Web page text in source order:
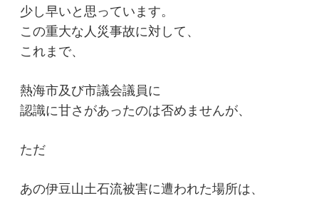
少し早いと思っています。
この重大な人災事故に対して、
これまで、
熱海市及び市議会議員に
認識に甘さがあったのは否めませんが、
ただ
あの伊豆山土石流被害に遭われた場所は、